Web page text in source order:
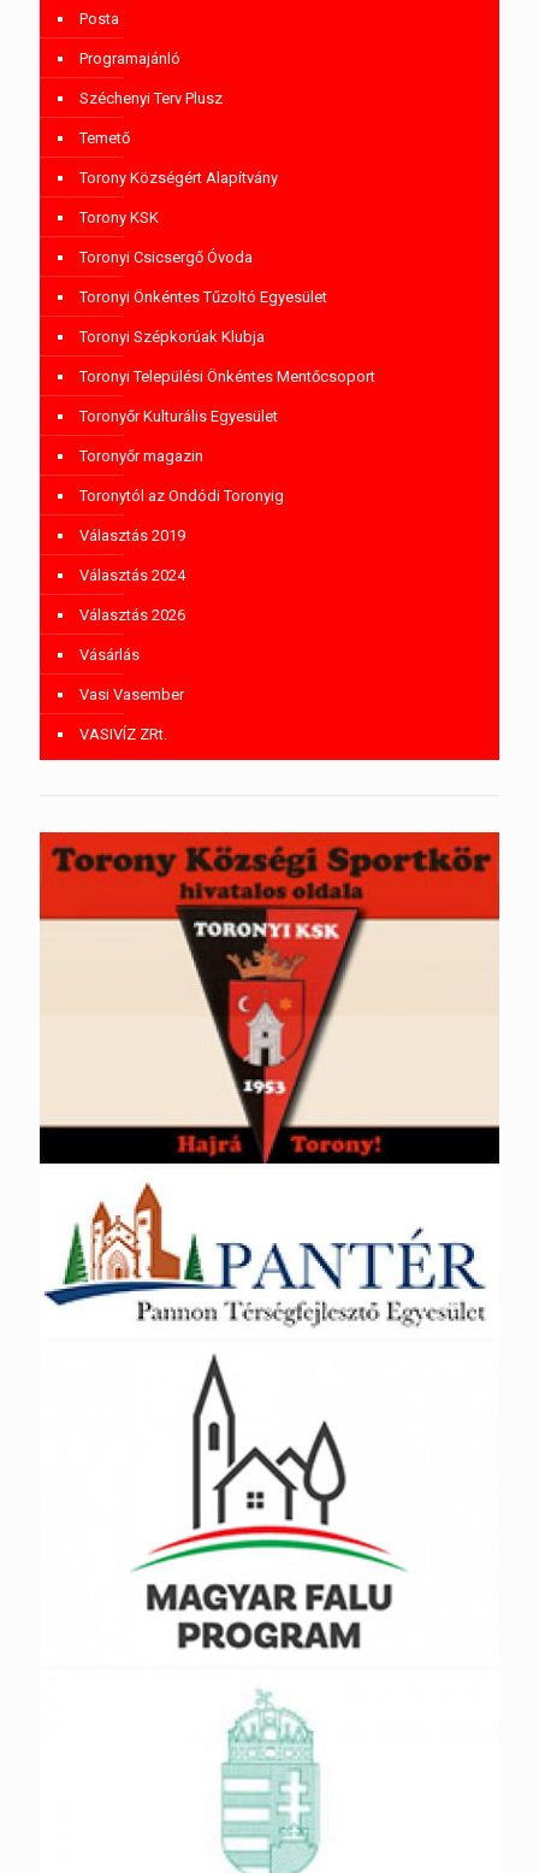
Posta
Programajánló
Széchenyi Terv Plusz
Temető
Torony Községért Alapítvány
Torony KSK
Toronyi Csicsergő Óvoda
Toronyi Önkéntes Tűzoltó Egyesület
Toronyi Szépkorúak Klubja
Toronyi Települési Önkéntes Mentőcsoport
Toronyőr Kulturális Egyesület
Toronyőr magazin
Toronytól az Ondódi Toronyig
Választás 2019
Választás 2024
Választás 2026
Vásárlás
Vasi Vasember
VASIVÍZ ZRt.